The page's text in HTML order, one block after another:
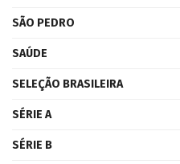
SÃO PEDRO
SAÚDE
SELEÇÃO BRASILEIRA
SÉRIE A
SÉRIE B